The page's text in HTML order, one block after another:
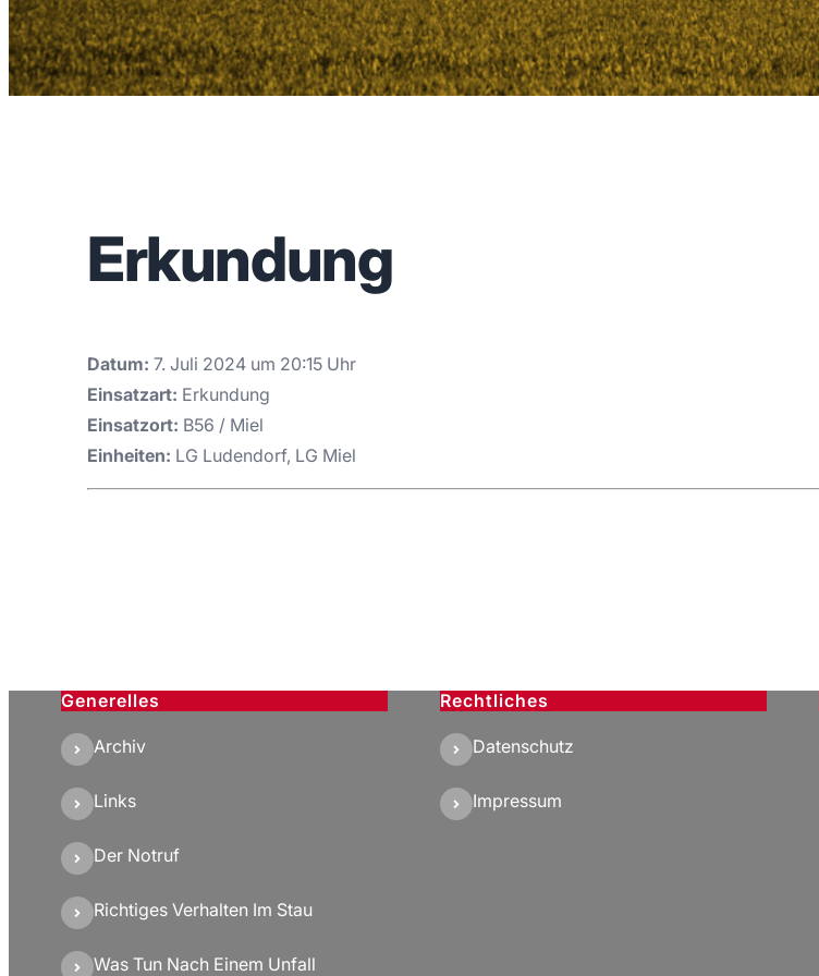
Erkundung
Datum: 7. Juli 2024 um 20:15 Uhr
Einsatzart: Erkundung
Einsatzort: B56 / Miel
Einheiten: LG Ludendorf, LG Miel
Generelles
Archiv
Links
Der Notruf
Richtiges Verhalten Im Stau
Was Tun Nach Einem Unfall
Rechtliches
Datenschutz
Impressum